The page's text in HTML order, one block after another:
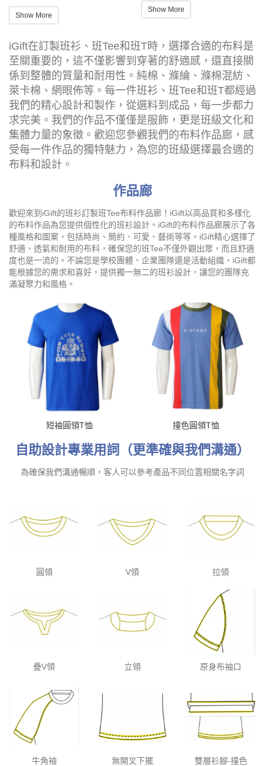
Show More
Show More
iGift在訂製班衫、班Tee和班T時，選擇合適的布料是
至關重要的，這不僅影響到穿著的舒適感，還直接關
係到整體的質量和耐用性。純棉、滌綸、滌棉混紡、
萊卡棉、網眼佈等。 每一件班衫、班Tee和班T都經過
我們的精心設計和製作，從選料到成品，每一步都力
求完美。我們的作品不僅僅是服飾，更是班級文化和
集體力量的象徵。歡迎您參觀我們的布料作品廊，感
受每一件作品的獨特魅力，為您的班級選擇最合適的
布料和設計。
作品廊
歡迎來到iGift的班衫訂製班Tee布料作品廊！iGift以高品質和多樣化
的布料作品為您提供個性化的班衫設計。iGift的布料作品廊展示了各
種風格和圖案，包括時尚、簡約、可愛、藝術等等。iGift精心選擇了
舒適、透氣和耐用的布料，確保您的班Tee不僅外觀出眾，而且舒適
度也是一流的。不論您是學校團體、企業團隊還是活動組織，iGift都
能根據您的需求和喜好，提供獨一無二的班衫設計，讓您的團隊充
滿凝聚力和風格。
短袖圓領T恤 撞色圓領T恤
自助設計專業用詞（更準確與我們溝通）
為確保我們溝通暢順，客人可以參考產品不同位置相關名字詞
圓領 V領 拉領
疊V領 立領 原身布袖口
牛角袖 無開叉下擺 雙層衫腳-撞色